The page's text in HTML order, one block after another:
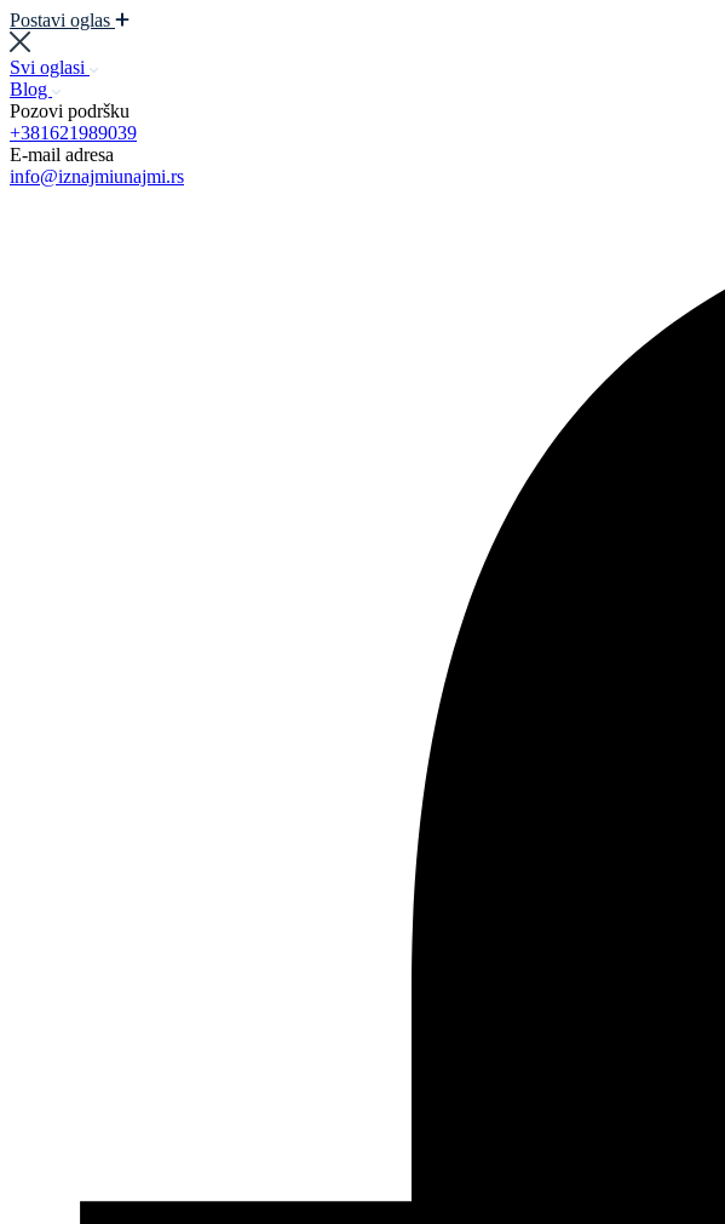
Postavi oglas
Svi oglasi
Blog
Pozovi podršku
+381621989039
E-mail adresa
info@iznajmiunajmi.rs